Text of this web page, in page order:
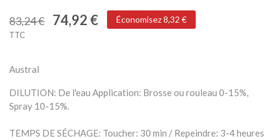
83,24 € 74,92 € Économisez 8,32 €
TTC
Austral
DILUTION: De l'eau Application: Brosse ou rouleau 0-15%,
Spray 10-15%.
TEMPS DE SÉCHAGE: Toucher: 30 min / Repeindre: 3-4 heures